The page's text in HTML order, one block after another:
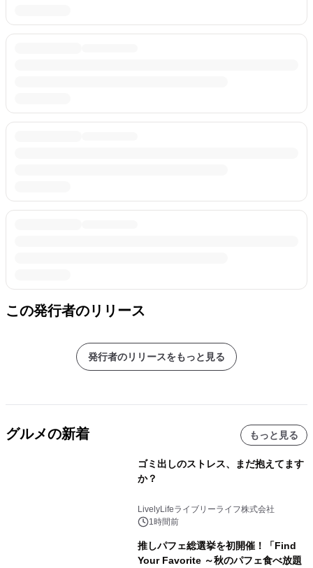
この発行者のリリース
発行者のリリースをもっと見る
グルメの新着 もっと見る
ゴミ出しのストレス、まだ抱えてます
か？
LivelyLifeライブリーライフ株式会社
1時間前
推しパフェ総選挙を初開催！「Find
Your Favorite ～秋のパフェ食べ放題